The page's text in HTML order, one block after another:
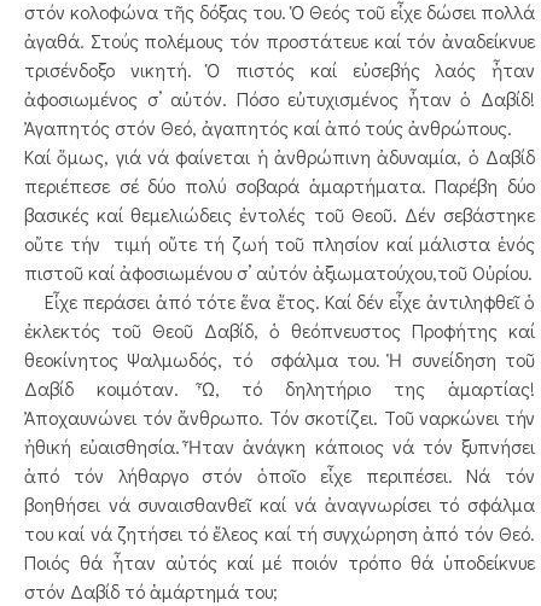
στόν κολοφώνα τῆς δόξας του. Ὁ Θεός τοῦ εἶχε δώσει πολλά
ἀγαθά. Στούς πολέμους τόν προστάτευε καί τόν ἀναδείκνυε
τρισένδοξο νικητή. Ὁ πιστός καί εὐσεβής λαός ἦταν
ἀφοσιωμένος σ’ αὐτόν. Πόσο εὐτυχισμένος ἦταν ὁ Δαβίδ!
Ἀγαπητός στόν Θεό, ἀγαπητός καί ἀπό τούς ἀνθρώπους.
Καί ὅμως, γιά νά φαίνεται ἡ ἀνθρώπινη ἀδυναμία, ὁ Δαβίδ
περιέπεσε σέ δύο πολύ σοβαρά ἁμαρτήματα. Παρέβη δύο
βασικές καί θεμελιώδεις ἐντολές τοῦ Θεοῦ. Δέν σεβάστηκε
οὔτε τήν τιμή οὔτε τή ζωή τοῦ πλησίον καί μάλιστα ἑνός
πιστοῦ καί ἀφοσιωμένου σ’ αὐτόν ἀξιωματούχου,τοῦ Οὐρίου.
Εἶχε περάσει ἀπό τότε ἕνα ἔτος. Καί δέν εἶχε ἀντιληφθεῖ ὁ
ἐκλεκτός τοῦ Θεοῦ Δαβίδ, ὁ θεόπνευστος Προφήτης καί
θεοκίνητος Ψαλμωδός, τό σφάλμα του. Ἡ συνείδηση τοῦ
Δαβίδ κοιμόταν. Ὦ, τό δηλητήριο της ἁμαρτίας!
Ἀποχαυνώνει τόν ἄνθρωπο. Τόν σκοτίζει. Τοῦ ναρκώνει τήν
ἠθική εὐαισθησία. Ἦταν ἀνάγκη κάποιος νά τόν ξυπνήσει
ἀπό τόν λήθαργο στόν ὁποῖο εἶχε περιπέσει. Νά τόν
βοηθήσει νά συναισθανθεῖ καί νά ἀναγνωρίσει τό σφάλμα
του καί νά ζητήσει τό ἔλεος καί τή συγχώρηση ἀπό τόν Θεό.
Ποιός θά ἦταν αὐτός καί μέ ποιόν τρόπο θά ὑποδείκνυε
στόν Δαβίδ τό ἁμάρτημά του;